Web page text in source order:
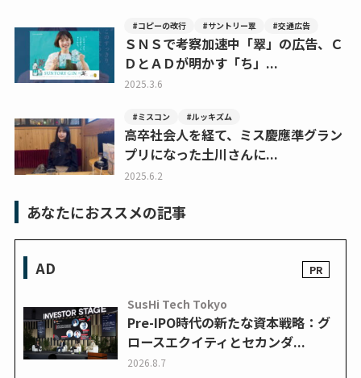
#コピーの改行 #サントリー翠 #交通広告
ＳＮＳで考察加速中「翠」の広告、Ｃ
ＤとＡＤが明かす「ち」...
2025.3.6
#ミスコン #ルッキズム
高卒社会人を経て、ミス慶應準グラン
プリになった土川さんに...
2025.6.2
あなたにおススメの記事
AD
SusHi Tech Tokyo
Pre-IPO時代の新たな資本戦略：グ
ロースエクイティとセカンダ...
2026.8.7